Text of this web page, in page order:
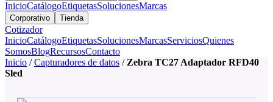
InicioCatálogoEtiquetasSolucionesMarcas
Corporativo Tienda
Cotizador
InicioCatálogoEtiquetasSolucionesMarcasServiciosQuienes
SomosBlogRecursosContacto
Inicio / Capturadores de datos / Zebra TC27 Adaptador RFD40
Sled